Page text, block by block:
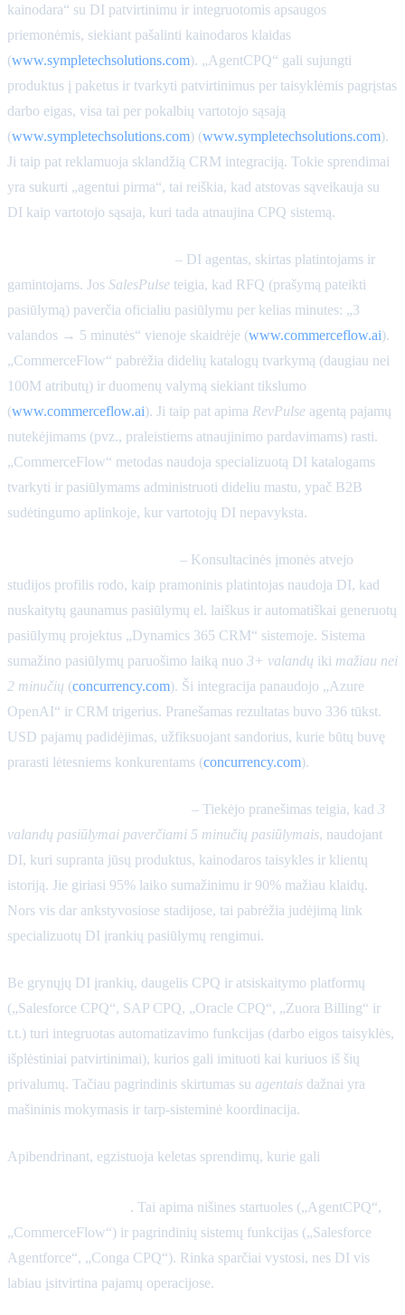
kainodara“ su DI patvirtinimu ir integruotomis apsaugos
priemonėmis, siekiant pašalinti kainodaros klaidas
(www.sympletechsolutions.com). „AgentCPQ“ gali sujungti
produktus į paketus ir tvarkyti patvirtinimus per taisyklėmis pagrįstas
darbo eigas, visa tai per pokalbių vartotojo sąsają
(www.sympletechsolutions.com) (www.sympletechsolutions.com).
Ji taip pat reklamuoja sklandžią CRM integraciją. Tokie sprendimai
yra sukurti „agentui pirma“, tai reiškia, kad atstovas sąveikauja su
DI kaip vartotojo sąsaja, kuri tada atnaujina CPQ sistemą.
– DI agentas, skirtas platintojams ir
gamintojams. Jos SalesPulse teigia, kad RFQ (prašymą pateikti
pasiūlymą) paverčia oficialiu pasiūlymu per kelias minutes: „3
valandos → 5 minutės“ vienoje skaidrėje (www.commerceflow.ai).
„CommerceFlow“ pabrėžia didelių katalogų tvarkymą (daugiau nei
100M atributų) ir duomenų valymą siekiant tikslumo
(www.commerceflow.ai). Ji taip pat apima RevPulse agentą pajamų
nutekėjimams (pvz., praleistiems atnaujinimo pardavimams) rasti.
„CommerceFlow“ metodas naudoja specializuotą DI katalogams
tvarkyti ir pasiūlymams administruoti dideliu mastu, ypač B2B
sudėtingumo aplinkoje, kur vartotojų DI nepavyksta.
– Konsultacinės įmonės atvejo
studijos profilis rodo, kaip pramoninis platintojas naudoja DI, kad
nuskaitytų gaunamus pasiūlymų el. laiškus ir automatiškai generuotų
pasiūlymų projektus „Dynamics 365 CRM“ sistemoje. Sistema
sumažino pasiūlymų paruošimo laiką nuo 3+ valandų iki mažiau nei
2 minučių (concurrency.com). Ši integracija panaudojo „Azure
OpenAI“ ir CRM trigerius. Pranešamas rezultatas buvo 336 tūkst.
USD pajamų padidėjimas, užfiksuojant sandorius, kurie būtų buvę
prarasti lėtesniems konkurentams (concurrency.com).
– Tiekėjo pranešimas teigia, kad 3
valandų pasiūlymai paverčiami 5 minučių pasiūlymais, naudojant
DI, kuri supranta jūsų produktus, kainodaros taisykles ir klientų
istoriją. Jie giriasi 95% laiko sumažinimu ir 90% mažiau klaidų.
Nors vis dar ankstyvosiose stadijose, tai pabrėžia judėjimą link
specializuotų DI įrankių pasiūlymų rengimui.
Be grynųjų DI įrankių, daugelis CPQ ir atsiskaitymo platformų
(„Salesforce CPQ“, SAP CPQ, „Oracle CPQ“, „Zuora Billing“ ir
t.t.) turi integruotas automatizavimo funkcijas (darbo eigos taisyklės,
išplėstiniai patvirtinimai), kurios gali imituoti kai kuriuos iš šių
privalumų. Tačiau pagrindinis skirtumas su agentais dažnai yra
mašininis mokymasis ir tarp-sisteminė koordinacija.
Apibendrinant, egzistuoja keletas sprendimų, kurie gali
. Tai apima nišines startuoles („AgentCPQ“,
„CommerceFlow“) ir pagrindinių sistemų funkcijas („Salesforce
Agentforce“, „Conga CPQ“). Rinka sparčiai vystosi, nes DI vis
labiau įsitvirtina pajamų operacijose.